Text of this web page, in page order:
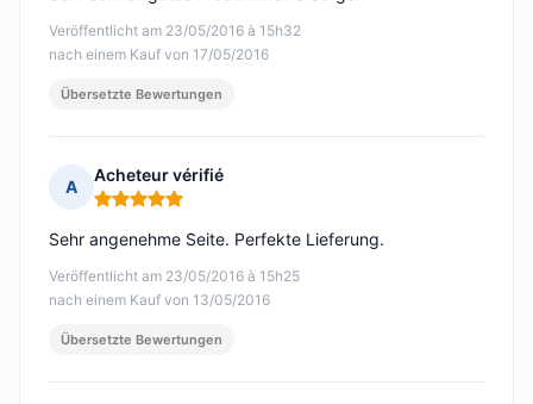
Veröffentlicht am 23/05/2016 à 15h32
nach einem Kauf von 17/05/2016
Übersetzte Bewertungen
A
Acheteur vérifié
Hinweis: 5 von 5
Veröffentlicht am 23/05/2016 à 15h25
nach einem Kauf von 13/05/2016
Sehr angenehme Seite. Perfekte Lieferung.
Übersetzte Bewertungen